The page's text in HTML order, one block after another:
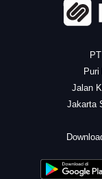
Puri
Jalan
Jakarta